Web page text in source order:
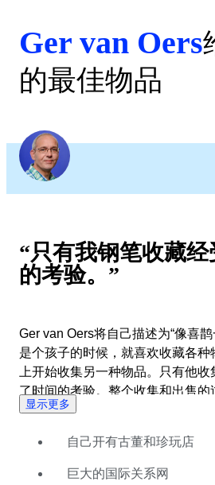
Ger van Oers
的最佳物品
“只有我钢笔收藏经
的考验。”
Ger van Oers将自己描述为“像喜鹊一样的孩子”。在他还
是个孩子的时候，就喜欢收藏各种
上开始收集另一种物品。只有他
了时间的考验。整个收集和出售的
有了接近于本能的直觉。他在网上
及Ger内心的东西。所以他是钢笔
想的拍卖师，因为这里提供了很多
显示更多
自己开有古董和珍玩店
巨大的国际关系网